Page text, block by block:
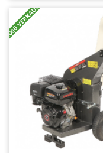
+1000 VERKAUFT